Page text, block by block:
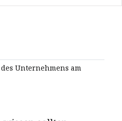
Unternehmens am